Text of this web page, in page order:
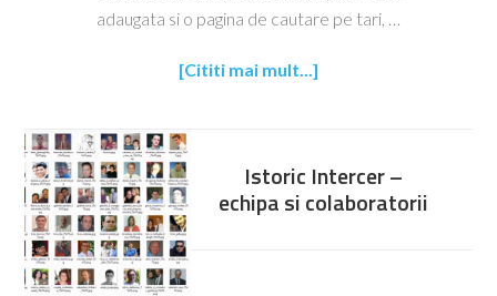
adaugata si o pagina de cautare pe tari, …
[Cititi mai mult...]
Istoric Intercer –
echipa si colaboratorii